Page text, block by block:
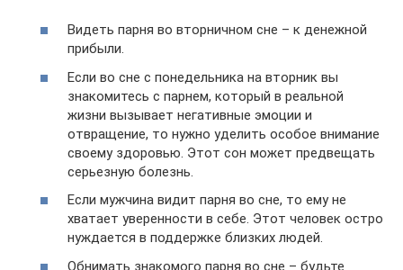
Видеть парня во вторничном сне – к денежной
прибыли.
Если во сне с понедельника на вторник вы
знакомитесь с парнем, который в реальной
жизни вызывает негативные эмоции и
отвращение, то нужно уделить особое внимание
своему здоровью. Этот сон может предвещать
серьезную болезнь.
Если мужчина видит парня во сне, то ему не
хватает уверенности в себе. Этот человек остро
нуждается в поддержке близких людей.
Обнимать знакомого парня во сне – будьте